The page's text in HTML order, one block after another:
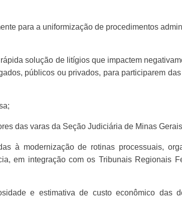
para a uniformização de procedimentos
solução de litígios que impactem
públicos ou privados, para participarem
das varas da Seção Judiciária de Minas
à modernização de rotinas processuais,
em integração com os Tribunais Regionais
e estimativa de custo econômico das